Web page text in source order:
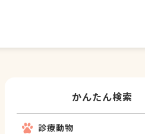
かんたん検索
診療動物